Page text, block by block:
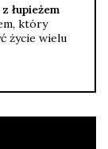
łupieżem
który
życie wielu